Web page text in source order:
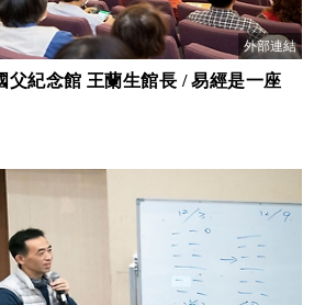
外部連結
父紀念館 王蘭生館長 / 易經是一座